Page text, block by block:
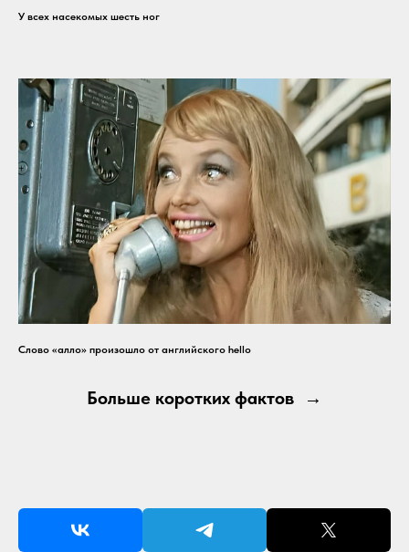
У всех насекомых шесть ног
Слово «алло» произошло от английского hello
Больше коротких фактов